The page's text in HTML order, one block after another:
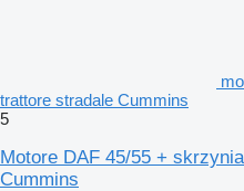
trattore stradale Cummins
5
Motore DAF 45/55 +
Cummins